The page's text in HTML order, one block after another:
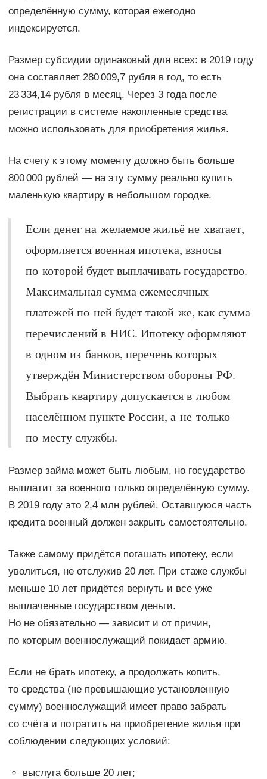
определённую сумму, которая ежегодно
индексируется.
Размер субсидии одинаковый для всех: в 2019 году
она составляет 280 009,7 рубля в год, то есть
23 334,14 рубля в месяц. Через 3 года после
регистрации в системе накопленные средства
можно использовать для приобретения жилья.
На счету к этому моменту должно быть больше
800 000 рублей — на эту сумму реально купить
маленькую квартиру в небольшом городке.
Если денег на желаемое жильё не хватает,
оформляется военная ипотека, взносы
по которой будет выплачивать государство.
Максимальная сумма ежемесячных
платежей по ней будет такой же, как сумма
перечислений в НИС. Ипотеку оформляют
в одном из банков, перечень которых
утверждён Министерством обороны РФ.
Выбрать квартиру допускается в любом
населённом пункте России, а не только
по месту службы.
Размер займа может быть любым, но государство
выплатит за военного только определённую сумму.
В 2019 году это 2,4 млн рублей. Оставшуюся часть
кредита военный должен закрыть самостоятельно.
Также самому придётся погашать ипотеку, если
уволиться, не отслужив 20 лет. При стаже службы
меньше 10 лет придётся вернуть и все уже
выплаченные государством деньги.
Но не обязательно — зависит и от причин,
по которым военнослужащий покидает армию.
Если не брать ипотеку, а продолжать копить,
то средства (не превышающие установленную
сумму) военнослужащий имеет право забрать
со счёта и потратить на приобретение жилья при
соблюдении следующих условий:
выслуга больше 20 лет;